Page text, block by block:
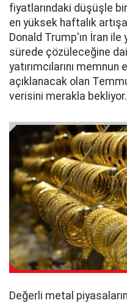
fiyatlarındaki düşüşle
en yüksek haftalık artışa
Donald Trump'ın İran ile
sürede çözüleceğine
yatırımcılarını
açıklanacak olan
verisini merakla bekliyor.
Değerli metal